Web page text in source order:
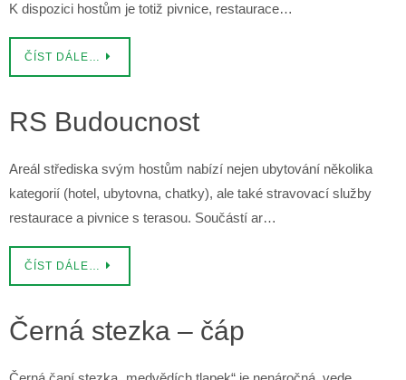
K dispozici hostům je totiž pivnice, restaurace…
ČÍST DÁLE…
RS Budoucnost
Areál střediska svým hostům nabízí nejen ubytování několika
kategorií (hotel, ubytovna, chatky), ale také stravovací služby
restaurace a pivnice s terasou. Součástí ar…
ČÍST DÁLE…
Černá stezka – čáp